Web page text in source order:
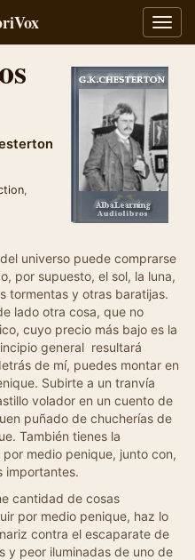
,
universo puede comprarse
por supuesto, el sol, la luna,
tormentas y otras baratijas.
lado otra cosa, que no
cuyo precio más bajo es la
general resultará
de mí, puedes montar en
Subirte a un tranvía
volador en un cuento de
puñado de chucherías de
También tienes la
medio penique, junto con,
importantes.
cantidad de cosas
por medio penique, haz lo
contra el escaparate de
y peor iluminadas de uno de